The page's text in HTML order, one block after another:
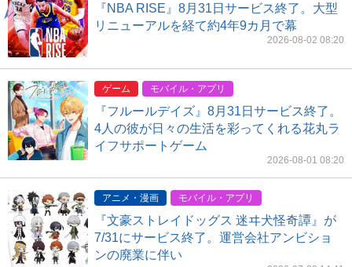
『NBA RISE』8月31日サービス終了。大型
リニューアルを経て約4年9カ月で幕
2026-08-02 08:20
ゲーム モバイル・アプリ
『フルールデイズ』8月31日サービス終了。
4人の彼が日々の生活を彩ってくれる花丸ラ
イフサポートゲーム
2026-08-01 08:20
アニメ・漫画 モバイル・アプリ
『文豪ストレイドッグス 迷ヰ犬怪奇譚』が
7/31にサービス終了。運営会社アンビショ
ンの廃業に伴い